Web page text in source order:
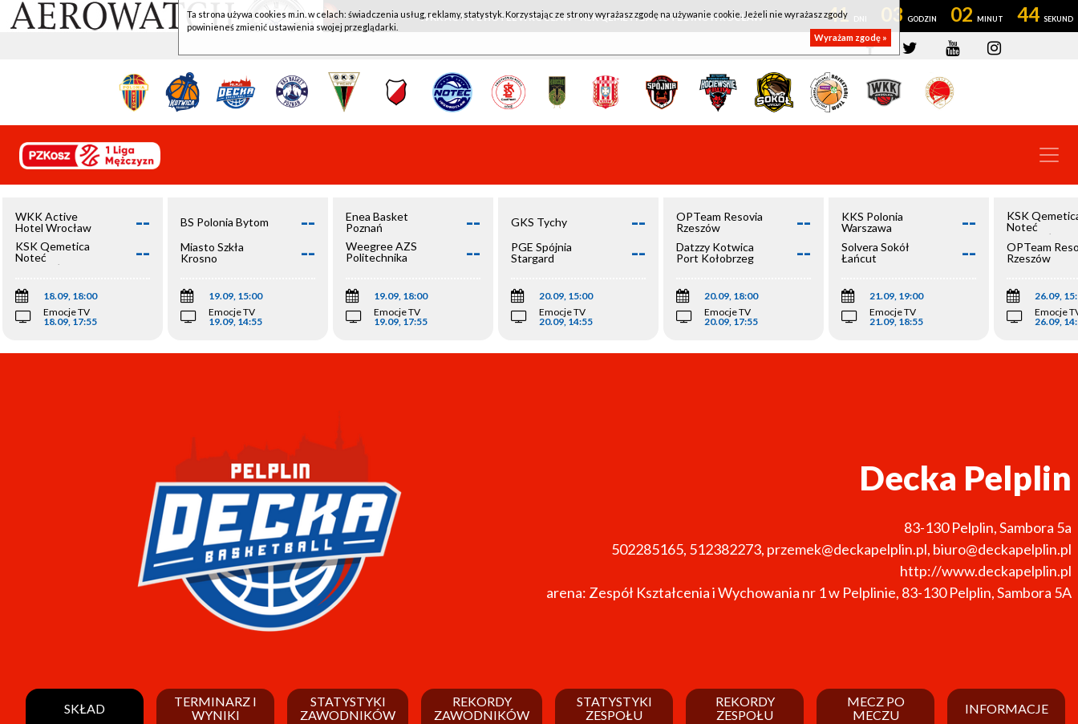
WKK ACTIVE HOTEL WROCŁAW - KSK QEMETICA NOTEĆ INOWROCŁAW 41 03 02 43
WKK Active
Hotel Wrocław
--
KSK Qemetica
Noteć
Inowrocław
--
18.09, 18:00
Emocje TV
18.09, 17:55
BS Polonia Bytom --
Miasto Szkła
Krosno
--
19.09, 15:00
Emocje TV
19.09, 14:55
Enea Basket
Poznań
--
Weegree AZS
Politechnika
--
19.09, 18:00
Emocje TV
19.09, 17:55
GKS Tychy --
PGE Spójnia
Stargard
--
20.09, 15:00
Emocje TV
20.09, 14:55
OPTeam Resovia
Rzeszów
--
Datzzy Kotwica
Port Kołobrzeg
--
20.09, 18:00
Emocje TV
20.09, 17:55
KKS Polonia
Warszawa
--
Solvera Sokół
Łańcut
--
21.09, 19:00
Emocje TV
21.09, 18:55
KSK
Noteć
Inowrocław
OPTeam
Rzeszów
26.09,
Emocje
26.09,
Decka Pelplin
83-130 Pelplin,Sambora 5a
502285165, 512382273, przemek@deckapelplin.pl, biuro@deckapelplin.pl
http://www.deckapelplin.pl
arena: Zespół Kształcenia i Wychowania nr 1 w Pelplinie, 83-130 Pelplin, Sambora 5A
SKŁAD
TERMINARZ I
WYNIKI
STATYSTYKI
ZAWODNIKÓW
REKORDY
ZAWODNIKÓW
STATYSTYKI
ZESPOŁU
REKORDY
ZESPOŁU
MECZ PO
MECZU
INFORMACJE
Ta strona używa cookies m.in. w celach: świadczenia usług, reklamy, statystyk. Korzystając ze strony wyrażasz zgodę na używanie cookie. Jeżeli nie wyrażasz zgody
powinieneś zmienić ustawienia swojej przeglądarki.
Wyrażam zgodę »